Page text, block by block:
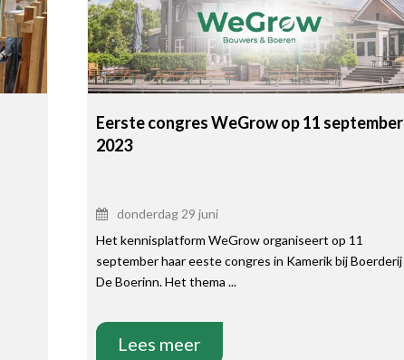
Eerste congres WeGrow op 11 september
2023
donderdag 29 juni
Het kennisplatform WeGrow organiseert op 11
september haar eeste congres in Kamerik bij Boerderij
De Boerinn. Het thema ...
Lees meer